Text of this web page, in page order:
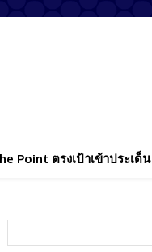
Point ตรงเป้าเข้าประเด็น